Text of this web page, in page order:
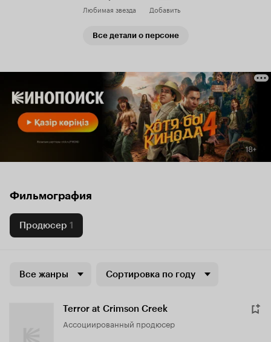
Любимая звезда Добавить
Все детали о персоне
Фильмография
Продюсер 1
Все жанры Сортировка по году
Terror at Crimson Creek
ассоциированный продюсер